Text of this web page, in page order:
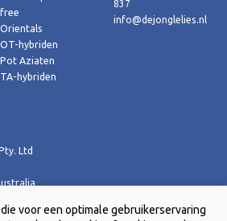
free
Orientals
OT-hybriden
Pot Aziaten
TA-hybriden
837
info@dejonglelies.nl
Ltd
voor een optimale gebruikerservaring